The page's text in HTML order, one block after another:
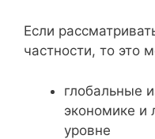
Если
частности, то это
глобальные
экономике и
уровне